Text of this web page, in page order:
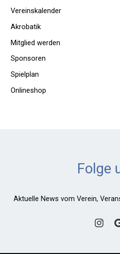
Vereinskalender
Akrobatik
Mitglied werden
Sponsoren
Spielplan
Onlineshop
Folge
Aktuelle News vom Verein,